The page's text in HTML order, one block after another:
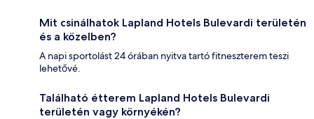
Mit csinálhatok Lapland Hotels Bulevardi területén
és a közelben?
A napi sportolást 24 órában nyitva tartó fitneszterem teszi
lehetővé.
Található étterem Lapland Hotels Bulevardi
területén vagy környékén?